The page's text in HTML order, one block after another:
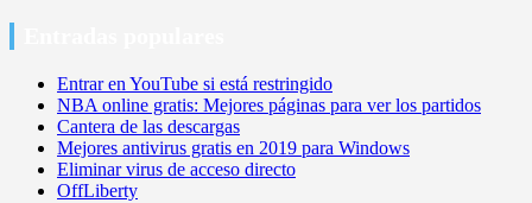
Entrar en YouTube si está restringido
NBA online gratis: Mejores páginas para ver los partidos
Cantera de las descargas
Mejores antivirus gratis en 2019 para Windows
Eliminar virus de acceso directo
OffLiberty